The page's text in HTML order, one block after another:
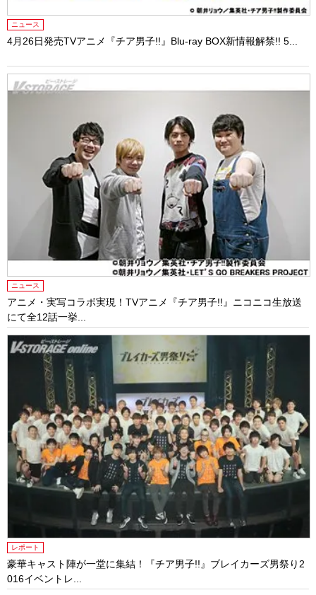
ニュース
4月26日発売TVアニメ『チア男子!!』Blu-ray BOX新情報解禁!! 5...
ニュース
アニメ・実写コラボ実現！TVアニメ『チア男子!!』ニコニコ生放送
にて全12話一挙...
レポート
豪華キャスト陣が一堂に集結！『チア男子!!』ブレイカーズ男祭り2
016イベントレ...